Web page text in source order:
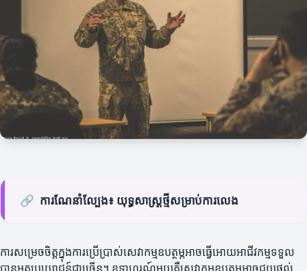
🔗 ការណែនាំល្បែង៖ យុទ្ធសាស្ត្រថ្មីសម្រាប់ការលេង
ការសម្រេចចិត្តក្នុងការប្រើប្រាស់សេវាកម្មឧបត្ថម្ភអាចធ្វើអោយអាជីវកម្មទទួល